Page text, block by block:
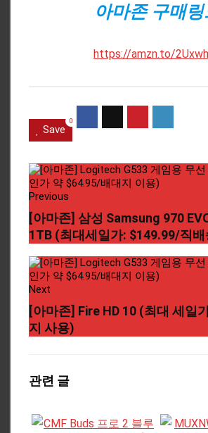
아마존 구매링
https://amzn.to/
Save
0
Previous
[아마존] 삼성 Samsung 970
1TB (최대세일가: $149.99/직
Next
[아마존] Fire HD 10 (최대 세일
지 사용)
관련 글